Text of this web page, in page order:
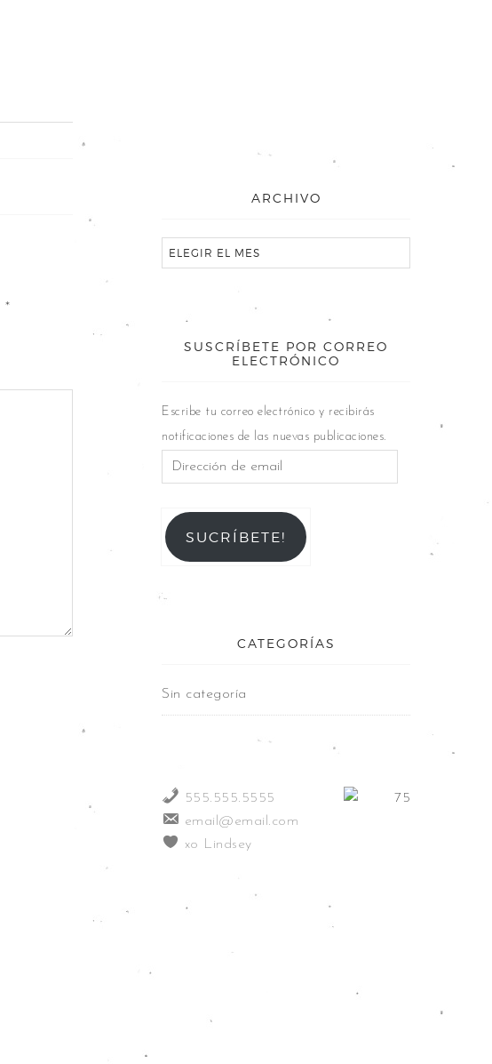
*
ARCHIVO
SUSCRÍBETE POR CORREO
ELECTRÓNICO
Escribe tu correo electrónico y recibirás
notificaciones de las nuevas publicaciones.
SUCRÍBETE!
CATEGORÍAS
Sin categoría
555.555.5555
email@email.com
xo Lindsey